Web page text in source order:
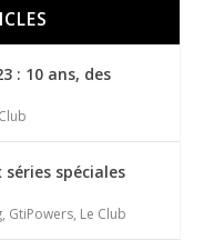
: 10 ans, des
séries spéciales
, GtiPowers, Le Club